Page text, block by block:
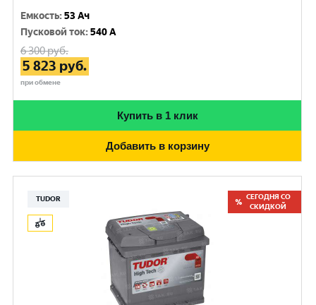
Емкость:53 Ач
Пусковой ток:540 A
6 300руб.
5 823 руб.
при обмене
Купить в 1 клик
Добавить в корзину
TUDOR
СЕГОДНЯ СО
СКИДКОЙ